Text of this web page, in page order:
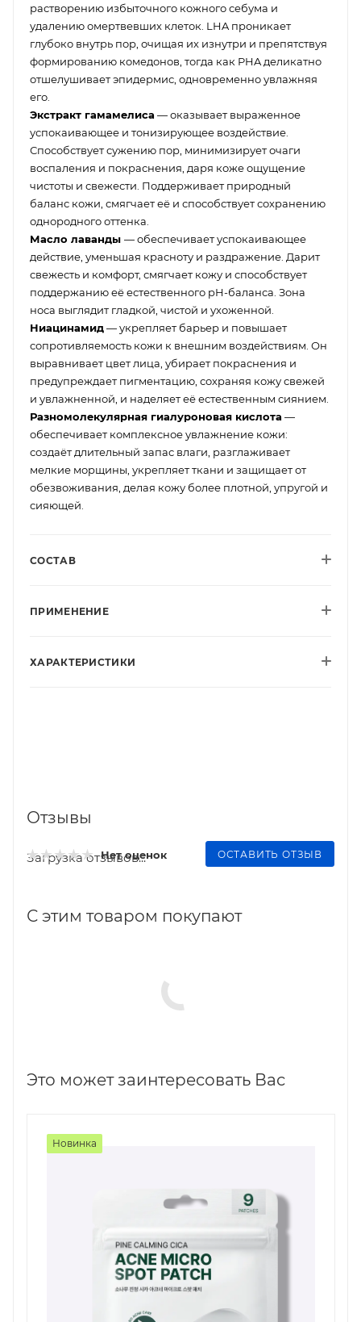
растворению избыточного кожного себума и
удалению омертвевших клеток. LHA проникает
глубоко внутрь пор, очищая их изнутри и препятствуя
формированию комедонов, тогда как PHA деликатно
отшелушивает эпидермис, одновременно увлажняя
его.
Экстракт гамамелиса — оказывает выраженное
успокаивающее и тонизирующее воздействие.
Способствует сужению пор, минимизирует очаги
воспаления и покраснения, даря коже ощущение
чистоты и свежести. Поддерживает природный
баланс кожи, смягчает её и способствует сохранению
однородного оттенка.
Масло лаванды — обеспечивает успокаивающее
действие, уменьшая красноту и раздражение. Дарит
свежесть и комфорт, смягчает кожу и способствует
поддержанию её естественного pH-баланса. Зона
носа выглядит гладкой, чистой и ухоженной.
Ниацинамид— укрепляет барьер и повышает
сопротивляемость кожи к внешним воздействиям. Он
выравнивает цвет лица, убирает покраснения и
предупреждает пигментацию, сохраняя кожу свежей
и увлажненной, и наделяет её естественным сиянием.
Разномолекулярная гиалуроновая кислота —
обеспечивает комплексное увлажнение кожи:
создаёт длительный запас влаги, разглаживает
мелкие морщины, укрепляет ткани и защищает от
обезвоживания, делая кожу более плотной, упругой и
сияющей.
СОСТАВ
ПРИМЕНЕНИЕ
ХАРАКТЕРИСТИКИ
Отзывы
Нет оценок ОСТАВИТЬ ОТЗЫВ
Загрузка отзывов...
С этим товаром покупают
Это может заинтересовать Вас
Новинка